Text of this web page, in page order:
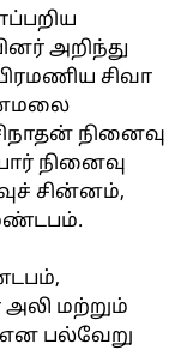
அறிந்து
சிவா
நினைவு
நினைவு
சின்னம்,
மற்றும்
என பல்வேறு